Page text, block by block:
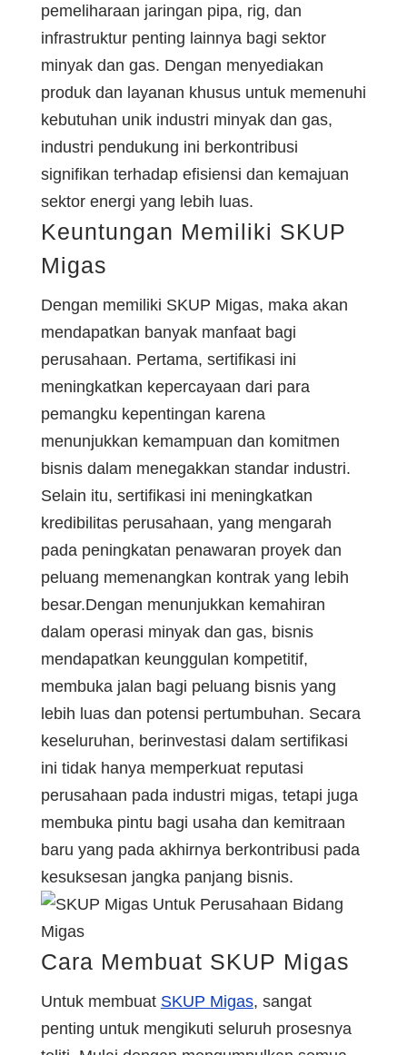
pemeliharaan jaringan pipa, rig, dan
infrastruktur penting lainnya bagi sektor
minyak dan gas. Dengan menyediakan
produk dan layanan khusus untuk memenuhi
kebutuhan unik industri minyak dan gas,
industri pendukung ini berkontribusi
signifikan terhadap efisiensi dan kemajuan
sektor energi yang lebih luas.
Keuntungan Memiliki SKUP
Migas
Dengan memiliki SKUP Migas, maka akan
mendapatkan banyak manfaat bagi
perusahaan. Pertama, sertifikasi ini
meningkatkan kepercayaan dari para
pemangku kepentingan karena
menunjukkan kemampuan dan komitmen
bisnis dalam menegakkan standar industri.
Selain itu, sertifikasi ini meningkatkan
kredibilitas perusahaan, yang mengarah
pada peningkatan penawaran proyek dan
peluang memenangkan kontrak yang lebih
besar.Dengan menunjukkan kemahiran
dalam operasi minyak dan gas, bisnis
mendapatkan keunggulan kompetitif,
membuka jalan bagi peluang bisnis yang
lebih luas dan potensi pertumbuhan. Secara
keseluruhan, berinvestasi dalam sertifikasi
ini tidak hanya memperkuat reputasi
perusahaan pada industri migas, tetapi juga
membuka pintu bagi usaha dan kemitraan
baru yang pada akhirnya berkontribusi pada
kesuksesan jangka panjang bisnis.
Cara Membuat SKUP Migas
Untuk membuat SKUP Migas, sangat
penting untuk mengikuti seluruh prosesnya